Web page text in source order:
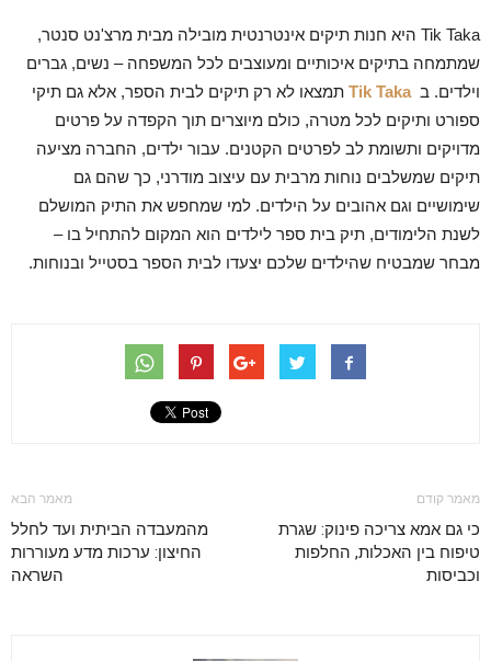
Tik Taka היא חנות תיקים אינטרנטית מובילה מבית מרצ'נט סנטר,
שמתמחה בתיקים איכותיים ומעוצבים לכל המשפחה – נשים, גברים
וילדים. בTik Taka תמצאו לא רק תיקים לבית הספר, אלא גם תיקי
ספורט ותיקים לכל מטרה, כולם מיוצרים תוך הקפדה על פרטים
מדויקים ותשומת לב לפרטים הקטנים. עבור ילדים, החברה מציעה
תיקים שמשלבים נוחות מרבית עם עיצוב מודרני, כך שהם גם
שימושיים וגם אהובים על הילדים. למי שמחפש את התיק המושלם
לשנת הלימודים, תיק בית ספר לילדים הוא המקום להתחיל בו –
מבחר שמבטיח שהילדים שלכם יצעדו לבית הספר בסטייל ובנוחות.
מאמר קודם
כי גם אמא צריכה פינוק: שגרת
טיפוח בין האכלות, החלפות
וכביסות
מאמר הבא
מהמעבדה הביתית ועד לחלל
החיצון: ערכות מדע מעוררות
השראה